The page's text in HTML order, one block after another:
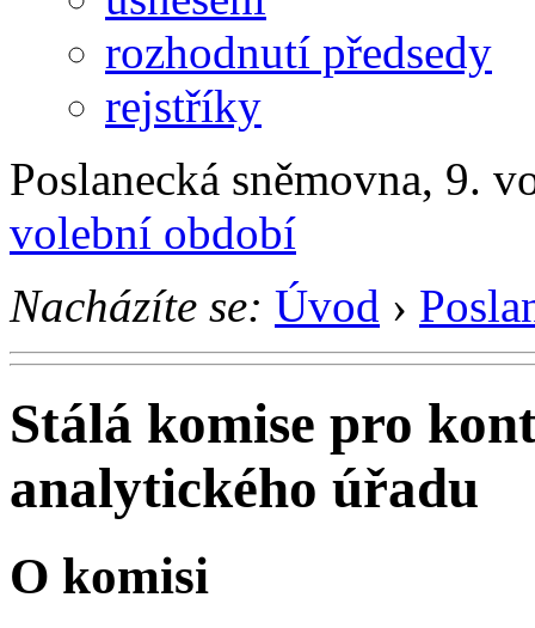
rozhodnutí předsedy
rejstříky
Poslanecká sněmovna, 9.
volební období
Nacházíte se: Úvod ›
Stálá komise pro
analytického úřadu
O komisi